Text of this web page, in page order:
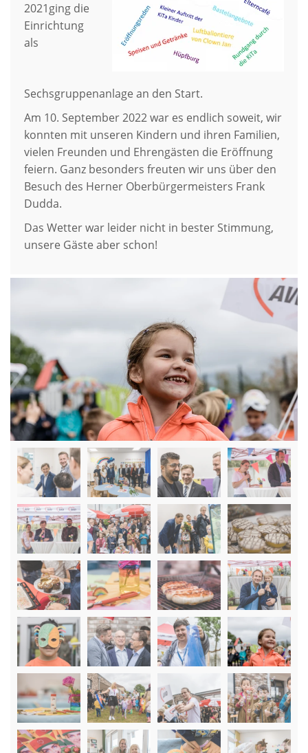
2021ging die
Einrichtung
als
Sechsgruppenanlage an den Start.
Am 10. September 2022 war es endlich soweit, wir
konnten mit unseren Kindern und ihren Familien,
vielen Freunden und Ehrengästen die Eröffnung
feiern. Ganz besonders freuten wir uns über den
Besuch des Herner Oberbürgermeisters Frank
Dudda.
Das Wetter war leider nicht in bester Stimmung,
unsere Gäste aber schon!